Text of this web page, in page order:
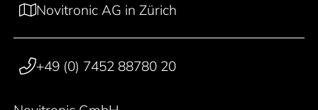
Novitronic AG in Zürich
+49 (0) 7452 88780 20